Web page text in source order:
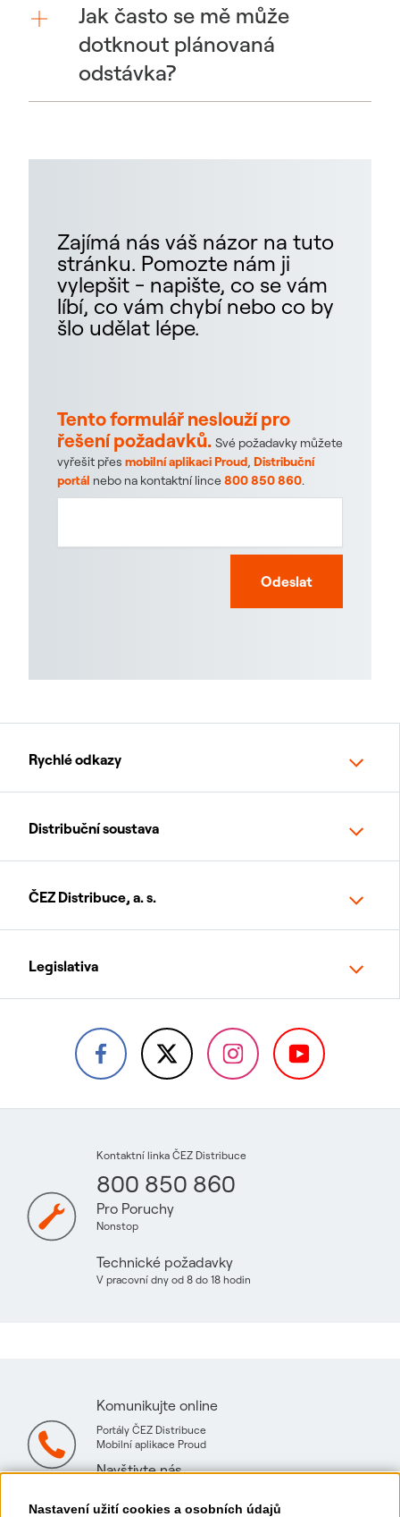
Nastavení užití cookies a osobních údajů
Jak často se mě může
dotknout plánovaná
odstávka?
Zajímá nás váš názor na tuto
stránku. Pomozte nám ji
vylepšit - napište, co se vám
líbí, co vám chybí nebo co by
šlo udělat lépe.
Tento formulář neslouží pro
řešení požadavků. Své požadavky můžete
vyřešit přes mobilní aplikaci Proud, Distribuční
portál nebo na kontaktní lince800 850 860.
Odeslat
Rychlé odkazy
Distribuční soustava
ČEZ Distribuce, a. s.
Legislativa
Kontaktní linka ČEZ Distribuce
800 850 860
Pro Poruchy
Nonstop
Technické požadavky
V pracovní dny od 8 do 18 hodin
Komunikujte online
Portály ČEZ Distribuce
Mobilní aplikace Proud
Navštivte nás